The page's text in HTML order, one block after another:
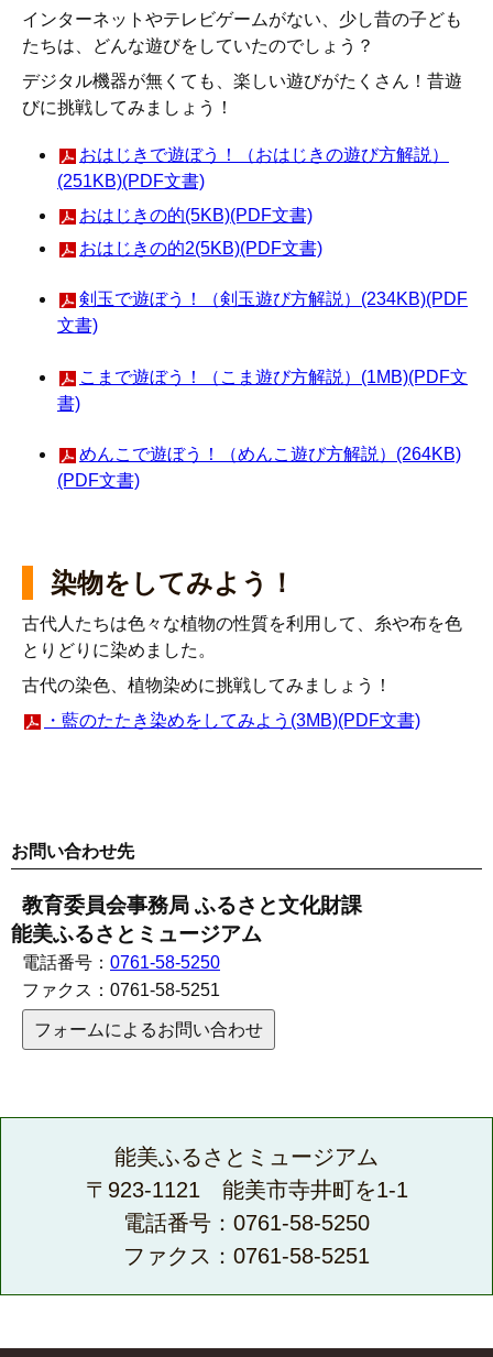
インターネットやテレビゲームがない、少し昔の子ども
たちは、どんな遊びをしていたのでしょう？
デジタル機器が無くても、楽しい遊びがたくさん！昔遊
びに挑戦してみましょう！
おはじきで遊ぼう！（おはじきの遊び方解説）
(251KB)(PDF文書)
おはじきの的(5KB)(PDF文書)
おはじきの的2(5KB)(PDF文書)
剣玉で遊ぼう！（剣玉遊び方解説）(234KB)(PDF
文書)
こまで遊ぼう！（こま遊び方解説）(1MB)(PDF文
書)
めんこで遊ぼう！（めんこ遊び方解説）(264KB)
(PDF文書)
染物をしてみよう！
古代人たちは色々な植物の性質を利用して、糸や布を色
とりどりに染めました。
古代の染色、植物染めに挑戦してみましょう！
・藍のたたき染めをしてみよう(3MB)(PDF文書)
お問い合わせ先
教育委員会事務局 ふるさと文化財課
能美ふるさとミュージアム
電話番号： 0761-58-5250
ファクス： 0761-58-5251
フォームによるお問い合わせ
能美ふるさとミュージアム
〒923-1121 能美市寺井町を1-1
電話番号：0761-58-5250
ファクス：0761-58-5251